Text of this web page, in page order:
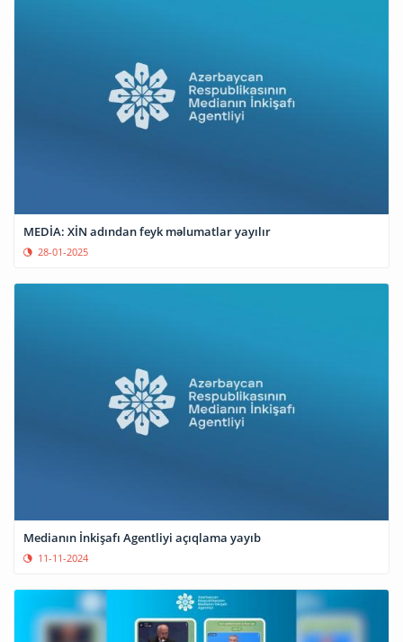
MEDİA: XİN adından feyk məlumatlar yayılır
28-01-2025
Medianın İnkişafı Agentliyi açıqlama yayıb
11-11-2024